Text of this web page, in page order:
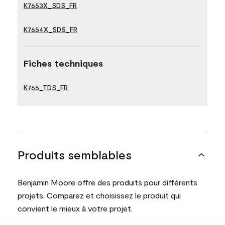
K7653X_SDS_FR
K7654X_SDS_FR
Fiches techniques
K765_TDS_FR
Produits semblables
Benjamin Moore offre des produits pour différents
projets. Comparez et choisissez le produit qui
convient le mieux à votre projet.